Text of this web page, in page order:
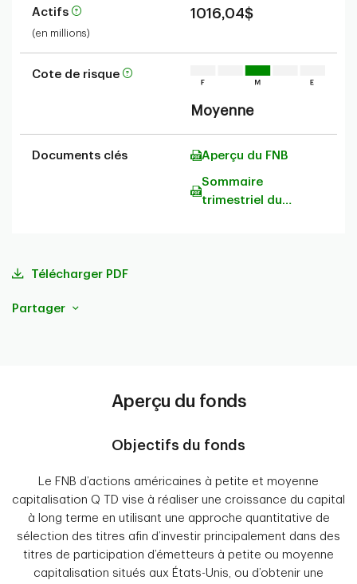
Actifs
(en millions)
1016,04$
Cote de risque
Moyenne
Documents clés Aperçu du FNB
Sommaire
trimestriel du
Télécharger PDF
Partager
Aperçu du fonds
Objectifs du fonds
Le FNB d’actions américaines à petite et moyenne
capitalisation Q TD vise à réaliser une croissance du capital
à long terme en utilisant une approche quantitative de
sélection des titres afin d’investir principalement dans des
titres de participation d’émetteurs à petite ou moyenne
capitalisation situés aux États-Unis, ou d’obtenir une